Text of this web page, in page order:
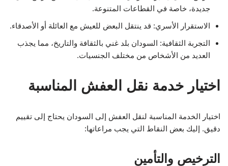
جديدة، خاصة في القطاعات المتنوعة.
الاستقرار الأسري: قد ينتقل البعض للعيش مع العائلة أو الأصدقاء.
التجربة الثقافية: السودان بلد غني بالثقافة والتاريخ، مما يجذب
العديد من الأشخاص من مختلف الجنسيات.
اختيار خدمة نقل العفش المناسبة
اختيار الخدمة المناسبة لنقل العفش إلى السودان يحتاج إلى تقييم
دقيق. إليك بعض النقاط التي يجب مراعاتها:
الترخيص والتأمين